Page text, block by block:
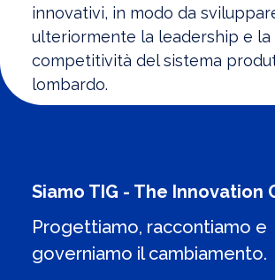
innovativi, in modo da
ulteriormente la leadership e la
competitività del sistema
lombardo.
Siamo TIG - The Innovation
Progettiamo, raccontiamo e
governiamo il cambiamento.